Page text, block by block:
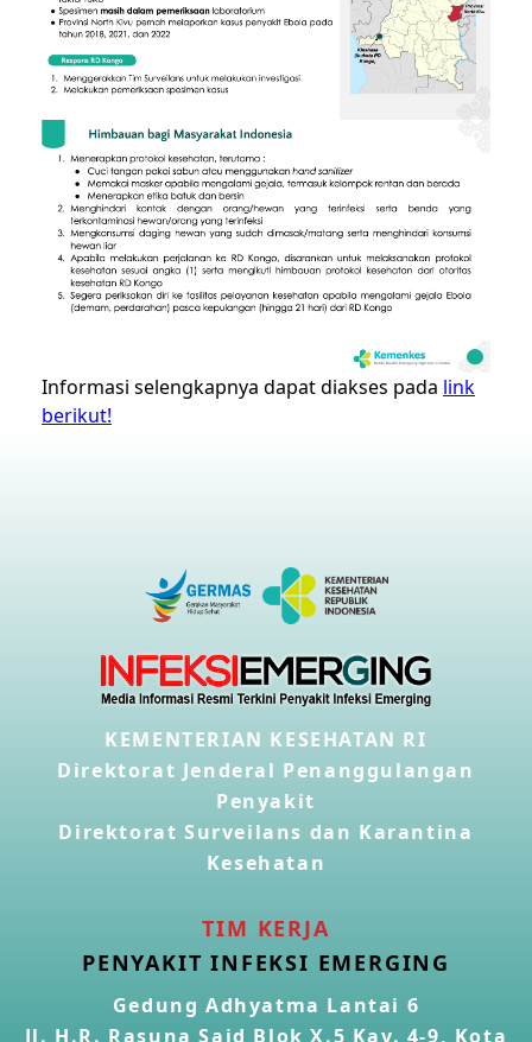
Informasi selengkapnya dapat diakses pada link
berikut!
KEMENTERIAN KESEHATAN RI
Direktorat Jenderal Penanggulangan
Penyakit
Direktorat Surveilans dan Karantina
Kesehatan
TIM KERJA
PENYAKIT INFEKSI EMERGING
Gedung Adhyatma Lantai 6
Jl. H.R. Rasuna Said Blok X.5 Kav. 4-9, Kota